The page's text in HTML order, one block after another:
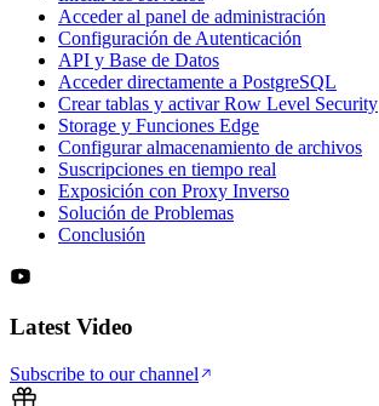
Acceder al panel de administración
Configuración de Autenticación
API y Base de Datos
Acceder directamente a PostgreSQL
Crear tablas y activar Row Level Security
Storage y Funciones Edge
Configurar almacenamiento de archivos
Suscripciones en tiempo real
Exposición con Proxy Inverso
Solución de Problemas
Conclusión
Latest Video
Subscribe to our channel